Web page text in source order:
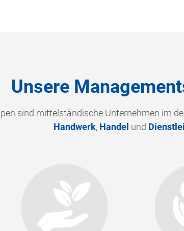
Unsere
sind mittelständische Unternehmen im
Handwerk, Handel und